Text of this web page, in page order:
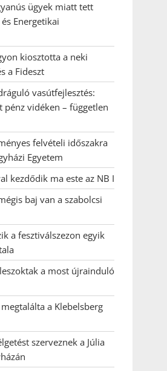
ügyek miatt tett
Energetikai
kiosztotta a neki
a Fideszt
vasútfejlesztés:
vidéken – független
felvételi időszakra
Egyetem
kezdődik ma este az NB I
baj van a szabolcsi
a fesztiválszezon egyik
a most újrainduló
a Klebelsberg
szerveznek a Júlia